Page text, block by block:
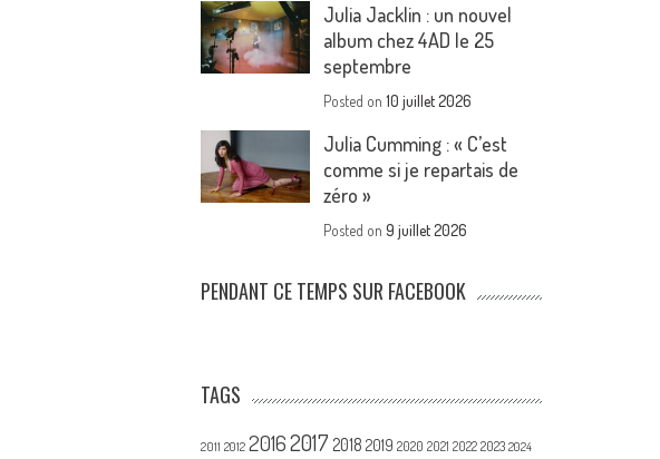
Julia Jacklin : un nouvel
album chez 4AD le 25
septembre
Posted on10 juillet 2026
Julia Cumming : « C’est
comme si je repartais de
zéro »
Posted on9 juillet 2026
PENDANT CE TEMPS SUR FACEBOOK
TAGS
2011 2012 20162017 2018 2019 2020 2021 2022 2023 2024